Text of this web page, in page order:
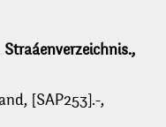
[SAP253].-,